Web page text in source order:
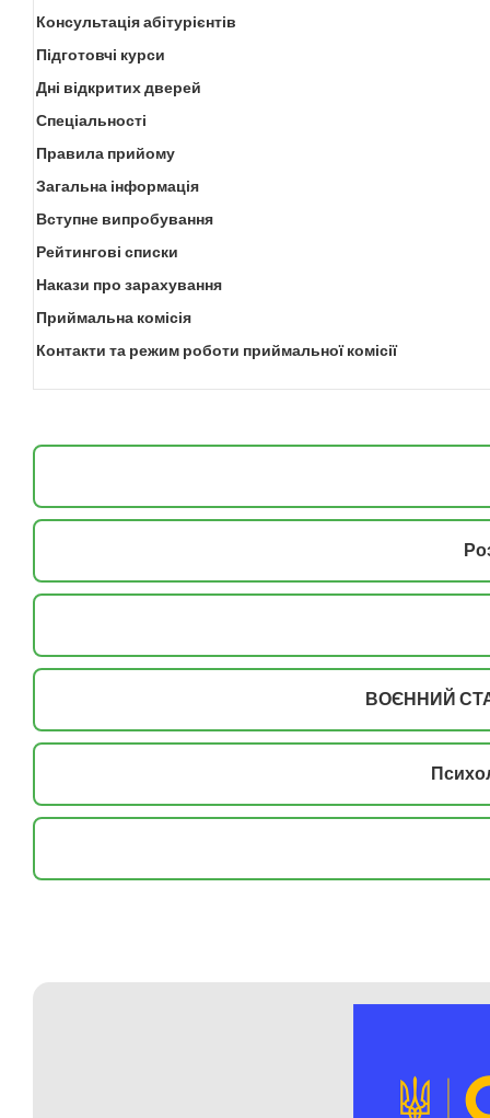
Консультація абітурієнтів
Підготовчі курси
Дні відкритих дверей
Спеціальності
Правила прийому
Загальна інформація
Вступне випробування
Рейтингові списки
Накази про зарахування
Приймальна комісія
Контакти та режим роботи приймальної комісії
ВОЄННИЙ